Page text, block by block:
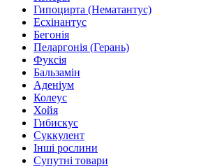
Гипоцирта (Нематантус)
Есхінантус
Бегонія
Пеларгонія (Герань)
Фуксія
Бальзамін
Аденіум
Колеус
Хойя
Гибискус
Суккулент
Інші рослини
Супутні товари